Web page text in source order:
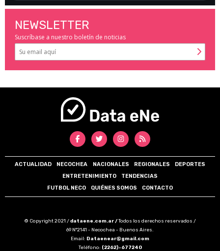
NEWSLETTER
Suscríbase a nuestro boletín de noticias
ACTUALIDAD NECOCHEA NACIONALES REGIONALES
DEPORTES
ENTRETENIMIENTO
TENDENCIAS
FUTBOL NECO
QUIÉNES SOMOS CONTACTO
© Copyright 2021 /dataene.com.ar /Todos los derechos reservados /
69 N°2141 - Necochea - Buenos Aires.
Email: Dataenear@gmail.com
Teléfono: (2262)-677240